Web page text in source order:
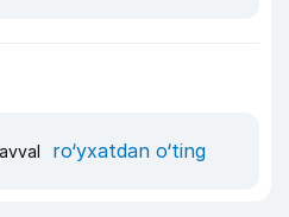
ro‘yxatdan o‘ting